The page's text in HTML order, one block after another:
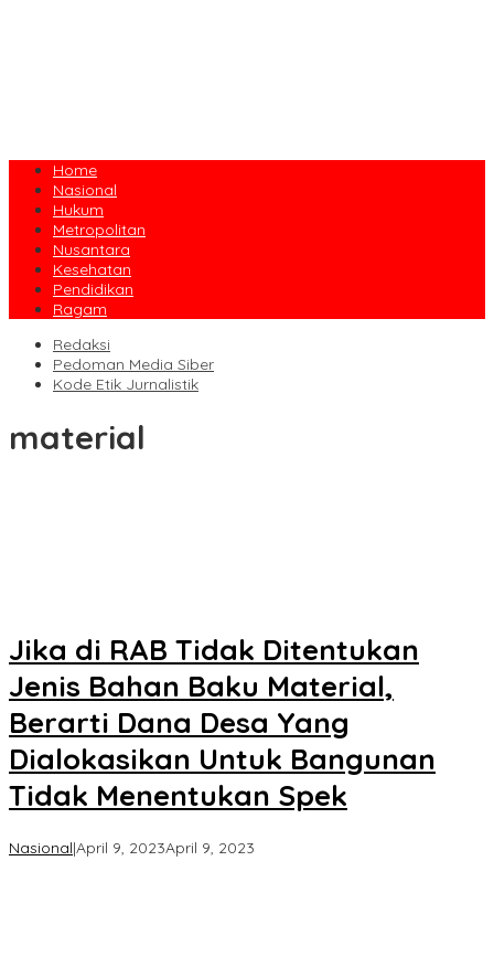
Home
Nasional
Hukum
Metropolitan
Nusantara
Kesehatan
Pendidikan
Ragam
Redaksi
Pedoman Media Siber
Kode Etik Jurnalistik
material
Jika di RAB Tidak Ditentukan
Jenis Bahan Baku Material,
Berarti Dana Desa Yang
Dialokasikan Untuk Bangunan
Tidak Menentukan Spek
Nasional|April 9, 2023April 9, 2023